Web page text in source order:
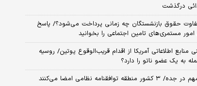
درگذشت
حقوق بازنشستگان چه زمانی پرداخت می‌شود؟/ پاسخ
امور مستمری‌های تامین اجتماعی را بخوانید
منابع اطلاعاتی آمریکا از اقدام قریب‌الوقوع پوتین/ روسیه
به یک عضو ناتو را دارد؟
منطقه توافقنامه نظامی امضا می‌کنند